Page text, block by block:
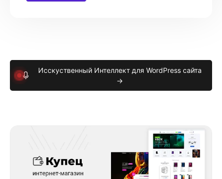
Исскуственный Интеллект для WordPress сайта
→